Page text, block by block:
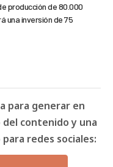
producción de 80.000
una inversión de 75
para generar en
contenido y una
redes sociales: